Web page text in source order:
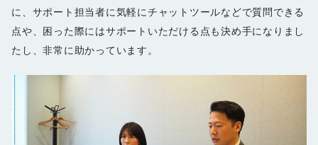
に、サポート担当者に気軽にチャットツールなどで質問できる
点や、困った際にはサポートいただける点も決め手になりまし
たし、非常に助かっています。